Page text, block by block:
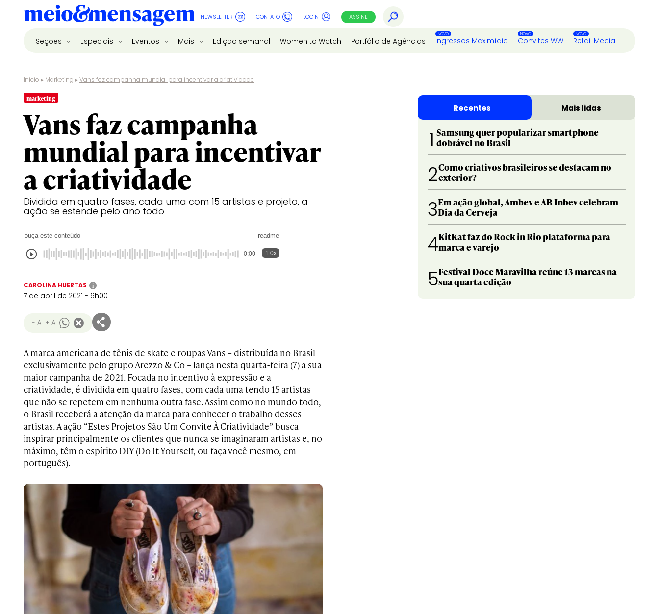
NEWSLETTER CONTATO LOGIN ASSINE
Seções Especiais Eventos Mais Edição semanal Women to Watch Portfólio de Agências Ingressos Maximídia Convites WW Retail Media
Início ▸ Marketing ▸Vans faz campanha mundial para incentivar a criatividade
marketing
Vans faz campanha
mundial para incentivar
a criatividade
Dividida em quatro fases, cada uma com 15 artistas e projeto, a
ação se estende pelo ano todo
ouça este conteúdo readme
0:00 1.0x
CAROLINA HUERTAS i
7 de abril de 2021 - 6h00
- A + A
A marca americana de tênis de skate e roupas Vans – distribuída no Brasil
exclusivamente pelo grupo Arezzo & Co – lança nesta quarta-feira (7) a sua
maior campanha de 2021. Focada no incentivo à expressão e a
criatividade, é dividida em quatro fases, com cada uma tendo 15 artistas
que não se repetem em nenhuma outra fase. Assim como no mundo todo,
o Brasil receberá a atenção da marca para conhecer o trabalho desses
artistas. A ação “Estes Projetos São Um Convite À Criatividade” busca
inspirar principalmente os clientes que nunca se imaginaram artistas e, no
máximo, têm o espírito DIY (Do It Yourself, ou faça você mesmo, em
português).
Recentes Mais lidas
1 Samsung quer popularizar smartphone
dobrável no Brasil
2Como criativos brasileiros se destacam no
exterior?
3Em ação global, Ambev e AB Inbev celebram
Dia da Cerveja
4KitKat faz do Rock in Rio plataforma para
marca e varejo
5Festival Doce Maravilha reúne 13 marcas na
sua quarta edição